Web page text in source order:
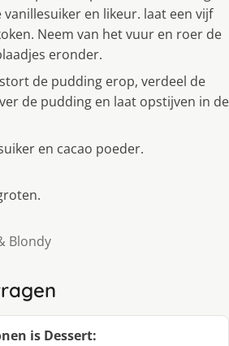
en likeur. laat een vijf
Neem van het vuur en roer de
eronder.
de pudding erop, verdeel de
de pudding en laat opstijven in de
en cacao poeder.
Blondy
is Dessert: